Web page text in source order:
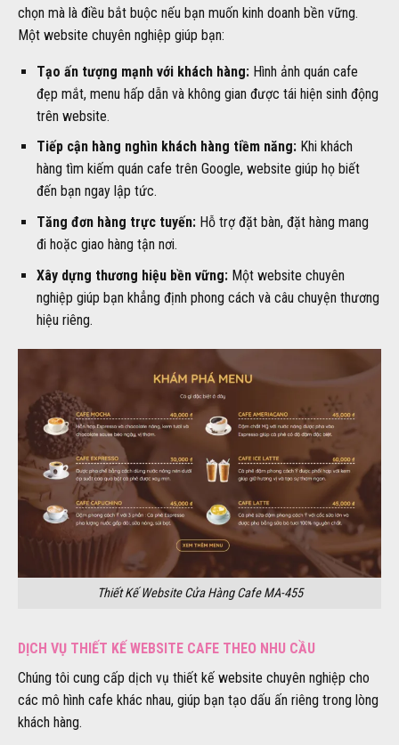
chọn mà là điều bắt buộc nếu bạn muốn kinh doanh bền vững.
Một website chuyên nghiệp giúp bạn:
Tạo ấn tượng mạnh với khách hàng:Hình ảnh quán cafe
đẹp mắt, menu hấp dẫn và không gian được tái hiện sinh động
trên website.
Tiếp cận hàng nghìn khách hàng tiềm năng:Khi khách
hàng tìm kiếm quán cafe trên Google, website giúp họ biết
đến bạn ngay lập tức.
Tăng đơn hàng trực tuyến:Hỗ trợ đặt bàn, đặt hàng mang
đi hoặc giao hàng tận nơi.
Xây dựng thương hiệu bền vững:Một website chuyên
nghiệp giúp bạn khẳng định phong cách và câu chuyện thương
hiệu riêng.
Thiết Kế Website Cửa Hàng Cafe MA-455
DỊCH VỤ THIẾT KẾ WEBSITE CAFE THEO NHU CẦU
Chúng tôi cung cấp dịch vụ thiết kế website chuyên nghiệp cho
các mô hình cafe khác nhau, giúp bạn tạo dấu ấn riêng trong lòng
khách hàng.